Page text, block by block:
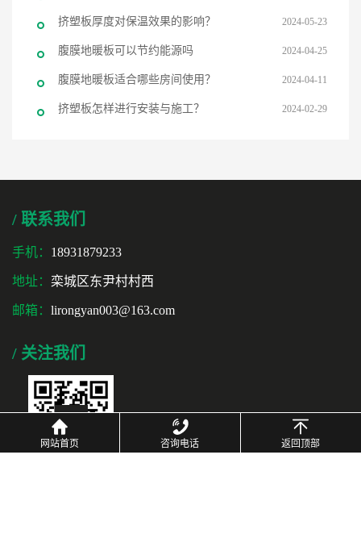
挤塑板厚度对保温效果的影响？ 2024-05-23
腹膜地暖板可以节约能源吗 2024-04-25
腹膜地暖板适合哪些房间使用？ 2024-04-11
挤塑板怎样进行安装与施工？ 2024-02-29
/ 联系我们
手机： 18931879233
地址： 栾城区东尹村村西
邮箱： lirongyan003@163.com
/ 关注我们
网站首页 咨询电话 返回顶部